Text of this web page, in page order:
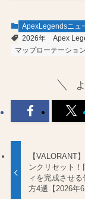
ApexLegendsニュ
2026年
Apex
マップローテーション
【VALORANT
ンクリセット！
ィを完成させ
方4選【2026年6